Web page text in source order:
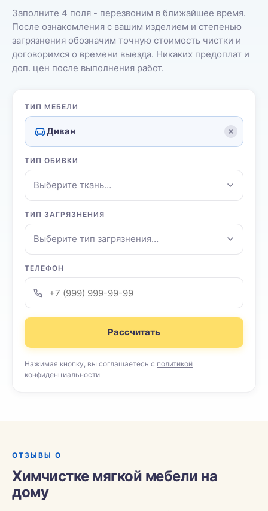
Заполните 4 поля - перезвоним в ближайшее время.
После ознакомления с вашим изделием и степенью
загрязнения обозначим точную стоимость чистки и
договоримся о времени выезда. Никаких предоплат и
доп. цен после выполнения работ.
ТИП МЕБЕЛИ
Диван
ТИП ОБИВКИ
Выберите ткань…
ТИП ЗАГРЯЗНЕНИЯ
Выберите тип загрязнения…
ТЕЛЕФОН
Рассчитать
Нажимая кнопку, вы соглашаетесь с политикой
конфиденциальности
ОТЗЫВЫ О
Химчистке мягкой мебели на
дому